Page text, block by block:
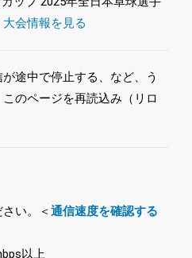
大会情報を見る
途中で停止する、など、う
のページを再読込み（リロ
い。＜通信速度を確認する
以上